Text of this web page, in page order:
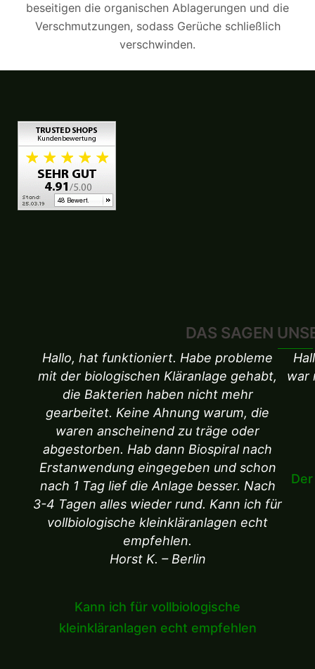
beseitigen die organischen Ablagerungen und die
Verschmutzungen, sodass Gerüche schließlich
verschwinden.
DAS SAGEN
Hallo, hat funktioniert. Habe probleme
mit der biologischen Kläranlage gehabt,
die Bakterien haben nicht mehr
gearbeitet. Keine Ahnung warum, die
waren anscheinend zu träge oder
abgestorben. Hab dann Biospiral nach
Erstanwendung eingegeben und schon
nach 1 Tag lief die Anlage besser. Nach
3-4 Tagen alles wieder rund. Kann ich für
vollbiologische kleinkläranlagen echt
empfehlen.
Horst K. – Berlin
Kann ich für vollbiologische
kleinkläranlagen echt empfehlen
war